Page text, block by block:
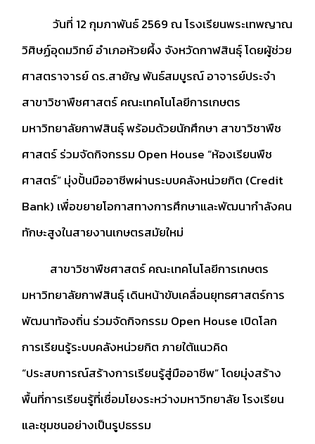
วันที่ 12 กุมภาพันธ์ 2569 ณ โรงเรียนพระเทพญาณ
วิศิษฏ์อุดมวิทย์ อำเภอห้วยผึ้ง จังหวัดกาฬสินธุ์ โดยผู้ช่วย
ศาสตราจารย์ ดร.สายัญ พันธ์สมบูรณ์ อาจารย์ประจำ
สาขาวิชาพืชศาสตร์ คณะเทคโนโลยีการเกษตร
มหาวิทยาลัยกาฬสินธุ์ พร้อมด้วยนักศึกษา สาขาวิชาพืช
ศาสตร์ ร่วมจัดกิจกรรม Open House “ห้องเรียนพืช
ศาสตร์” มุ่งปั้นมืออาชีพผ่านระบบคลังหน่วยกิต (Credit
Bank) เพื่อขยายโอกาสทางการศึกษาและพัฒนากำลังคน
ทักษะสูงในสายงานเกษตรสมัยใหม่
สาขาวิชาพืชศาสตร์ คณะเทคโนโลยีการเกษตร
มหาวิทยาลัยกาฬสินธุ์ เดินหน้าขับเคลื่อนยุทธศาสตร์การ
พัฒนาท้องถิ่น ร่วมจัดกิจกรรม Open House เปิดโลก
การเรียนรู้ระบบคลังหน่วยกิต ภายใต้แนวคิด
“ประสบการณ์สร้างการเรียนรู้สู่มืออาชีพ” โดยมุ่งสร้าง
พื้นที่การเรียนรู้ที่เชื่อมโยงระหว่างมหาวิทยาลัย โรงเรียน
และชุมชนอย่างเป็นรูปธรรม